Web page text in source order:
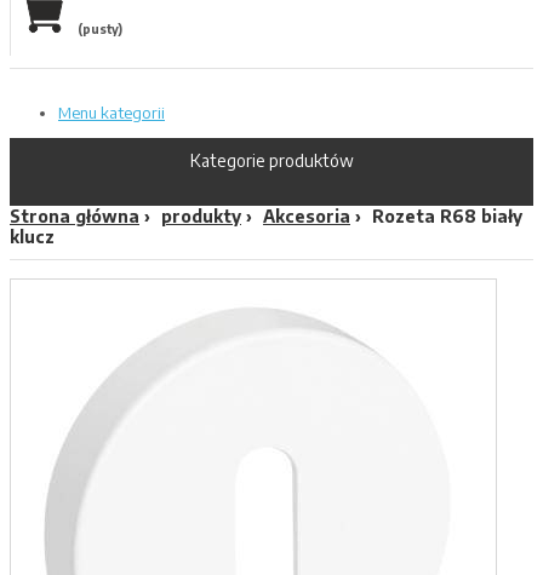
(pusty)
Menu kategorii
Kategorie produktów
Strona główna produkty Akcesoria
Rozeta R68 biały
klucz